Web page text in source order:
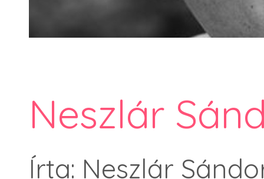
Neszlár
Írta: Neszlár